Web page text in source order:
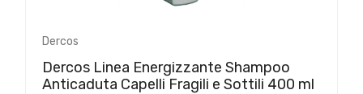
Dercos
Dercos Linea Energizzante Shampoo
Anticaduta Capelli Fragili e Sottili 400 ml